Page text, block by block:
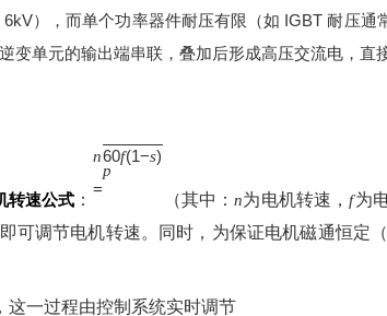
），而单个功率器件耐压有限（如 IGBT 耐压通
变单元的输出端串联，叠加后形成高压交流电，直
转速公式 ：
n
=
p
60f(1−s)
（其中：n为电机转速，f为
即可调节电机转速。同时，为保证电机磁通恒定
这一过程由控制系统实时调节